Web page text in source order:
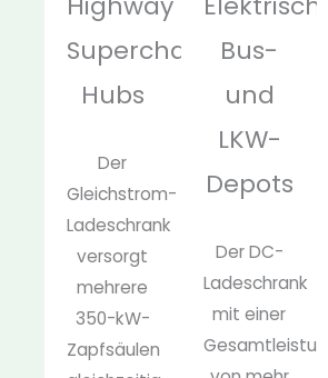
Supercharging
Hubs
Der
Gleichstrom-
Ladeschrank
versorgt
mehrere
350-kW-
Zapfsäulen
Bus-
und
LKW-
Depots
Der DC-
Ladeschrank
mit einer
Gesamtleistung